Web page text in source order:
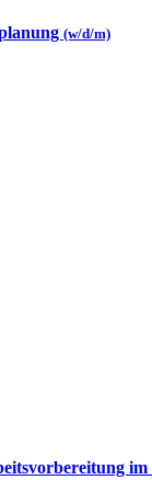
(w/d/m)
im